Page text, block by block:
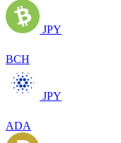
JPY
BCH
JPY
ADA